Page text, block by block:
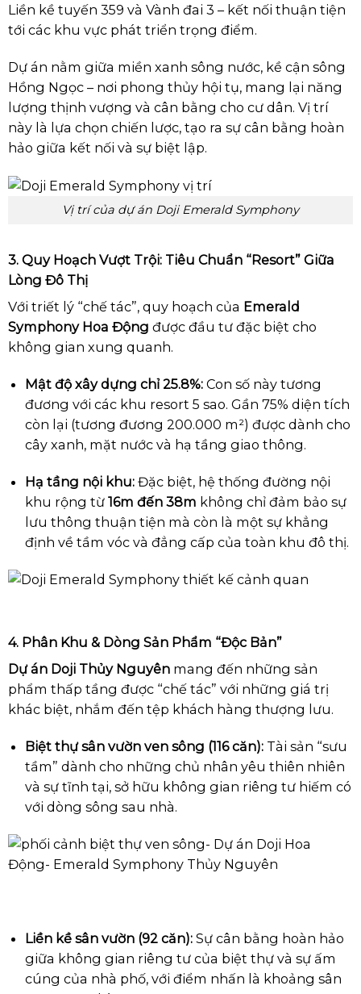
Liền kề tuyến 359 và Vành đai 3 – kết nối thuận tiện
tới các khu vực phát triển trọng điểm.
Dự án nằm giữa miền xanh sông nước, kề cận sông
Hồng Ngọc – nơi phong thủy hội tụ, mang lại năng
lượng thịnh vượng và cân bằng cho cư dân. Vị trí
này là lựa chọn chiến lược, tạo ra sự cân bằng hoàn
hảo giữa kết nối và sự biệt lập.
Vị trí của dự án Doji Emerald Symphony
3. Quy Hoạch Vượt Trội: Tiêu Chuẩn “Resort” Giữa
Lòng Đô Thị
Với triết lý “chế tác”, quy hoạch của Emerald
Symphony Hoa Động được đầu tư đặc biệt cho
không gian xung quanh.
Mật độ xây dựng chỉ 25.8%:Con số này tương
đương với các khu resort 5 sao. Gần 75% diện tích
còn lại (tương đương 200.000 m²) được dành cho
cây xanh, mặt nước và hạ tầng giao thông.
Hạ tầng nội khu:Đặc biệt, hệ thống đường nội
khu rộng từ 16m đến 38m không chỉ đảm bảo sự
lưu thông thuận tiện mà còn là một sự khẳng
định về tầm vóc và đẳng cấp của toàn khu đô thị.
4. Phân Khu & Dòng Sản Phẩm “Độc Bản”
Dự án Doji Thủy Nguyênmang đến những sản
phẩm thấp tầng được “chế tác” với những giá trị
khác biệt, nhắm đến tệp khách hàng thượng lưu.
Biệt thự sân vườn ven sông (116 căn):Tài sản “sưu
tầm” dành cho những chủ nhân yêu thiên nhiên
và sự tĩnh tại, sở hữu không gian riêng tư hiếm có
với dòng sông sau nhà.
Liền kề sân vườn (92 căn):Sự cân bằng hoàn hảo
giữa không gian riêng tư của biệt thự và sự ấm
cúng của nhà phố, với điểm nhấn là khoảng sân